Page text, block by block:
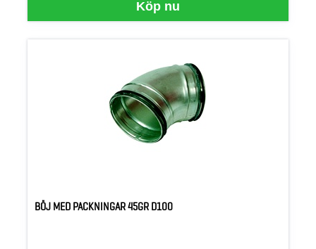
Köp nu
BÖJ MED PACKNINGAR 45GR D100